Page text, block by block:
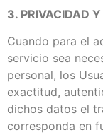
3. PRIVACIDAD
Cuando para el
servicio sea
personal, los
exactitud,
dichos datos el
corresponda en